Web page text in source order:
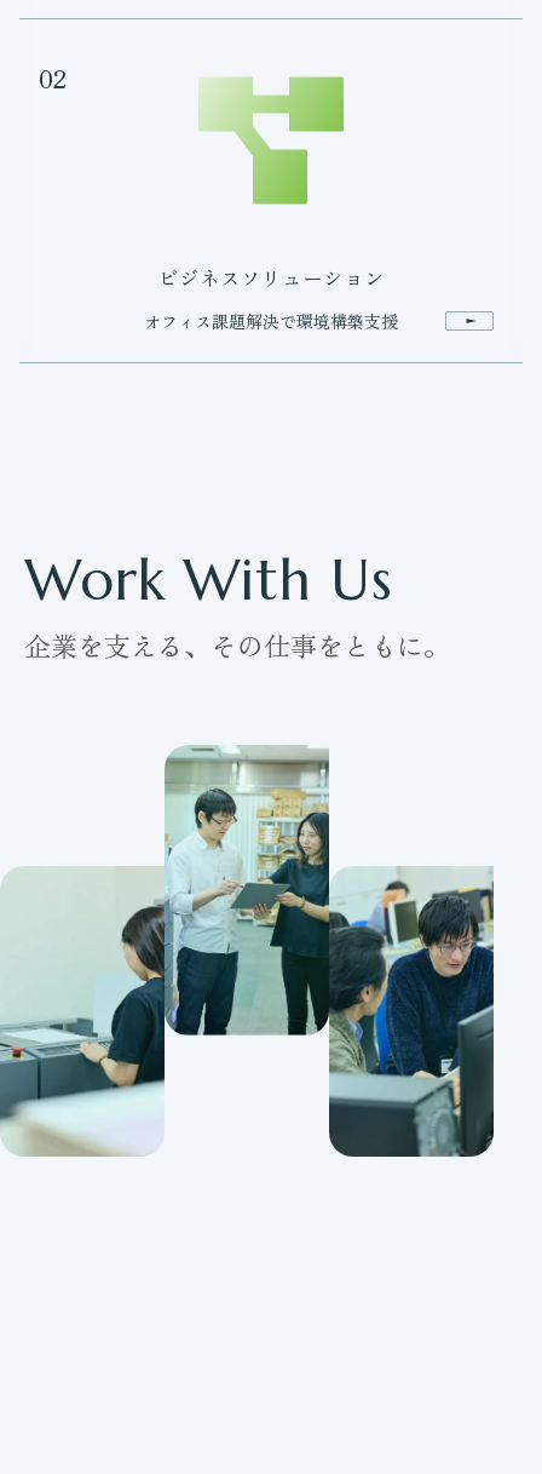
02
ビジネスソリューション
オフィス課題解決で環境構築支援
Work With Us
企業を支える、その仕事をともに。